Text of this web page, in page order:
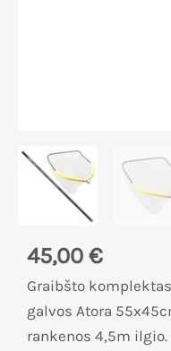
45,00 €
Graibšto
galvos Atora
rankenos 4,5m